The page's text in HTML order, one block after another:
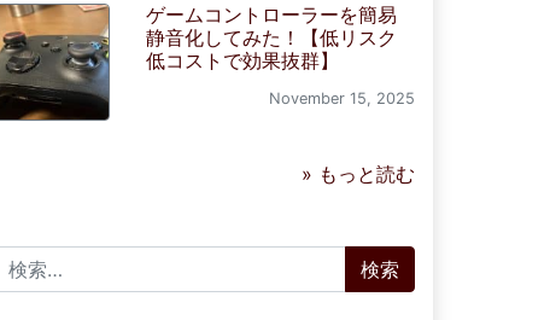
ゲームコントローラーを簡易
静音化してみた！【低リスク
低コストで効果抜群】
November 15, 2025
» もっと読む
検索: